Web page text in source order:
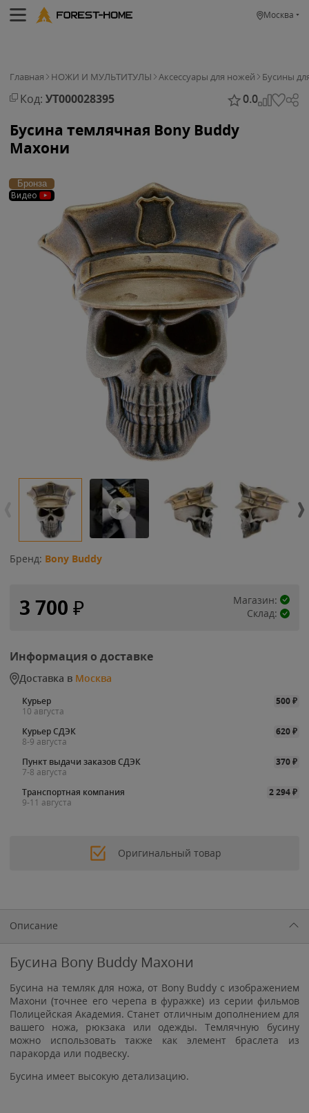
Москва
Главная НОЖИ И МУЛЬТИТУЛЫ Аксессуары для ножей Бусины
Код: УТ000028395 0.0
Бусина темлячная Bony Buddy
Махони
Бронза
Видео
Бренд: Bony Buddy
3 700 ₽
Магазин:
Склад:
Информация о доставке
Доставка в Москва
Курьер 500₽
10 августа
Курьер СДЭК
620₽
8-9 августа
Пункт выдачи заказов СДЭК
370₽
7-8 августа
Транспортная компания
2 294₽
9-11 августа
Оригинальный товар
Описание
Бусина Bony Buddy Махони
Бусина на темляк для ножа, от Bony Buddy с изображением
Махони (точнее его черепа в фуражке) из серии фильмов
Полицейская Академия. Станет отличным дополнением для
вашего ножа, рюкзака или одежды. Темлячную бусину
можно использовать также как элемент браслета из
паракорда или подвеску.
Бусина имеет высокую детализацию.